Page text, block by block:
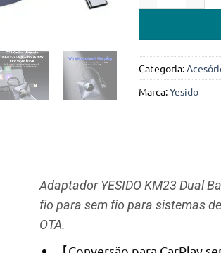
Categoria:
Marca:Yesido
Adaptador YESIDO KM23 Dual
fio para sem fio para sistemas
OTA.